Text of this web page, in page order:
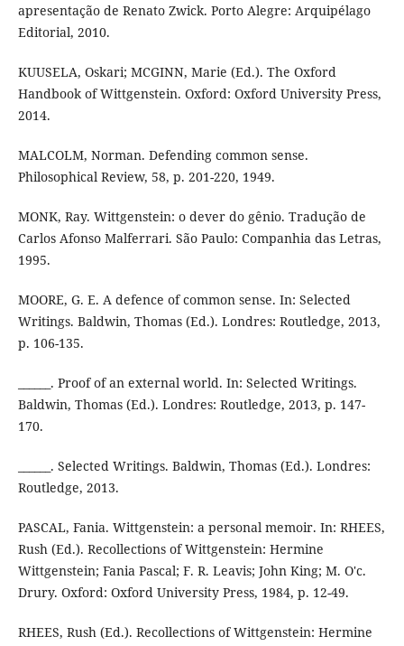
apresentação de Renato Zwick. Porto Alegre: Arquipélago
Editorial, 2010.
KUUSELA, Oskari; MCGINN, Marie (Ed.). The Oxford
Handbook of Wittgenstein. Oxford: Oxford University Press,
2014.
MALCOLM, Norman. Defending common sense.
Philosophical Review, 58, p. 201-220, 1949.
MONK, Ray. Wittgenstein: o dever do gênio. Tradução de
Carlos Afonso Malferrari. São Paulo: Companhia das Letras,
1995.
MOORE, G. E. A defence of common sense. In: Selected
Writings. Baldwin, Thomas (Ed.). Londres: Routledge, 2013,
p. 106-135.
______. Proof of an external world. In: Selected Writings.
Baldwin, Thomas (Ed.). Londres: Routledge, 2013, p. 147-
170.
______. Selected Writings. Baldwin, Thomas (Ed.). Londres:
Routledge, 2013.
PASCAL, Fania. Wittgenstein: a personal memoir. In: RHEES,
Rush (Ed.). Recollections of Wittgenstein: Hermine
Wittgenstein; Fania Pascal; F. R. Leavis; John King; M. O'c.
Drury. Oxford: Oxford University Press, 1984, p. 12-49.
RHEES, Rush (Ed.). Recollections of Wittgenstein: Hermine